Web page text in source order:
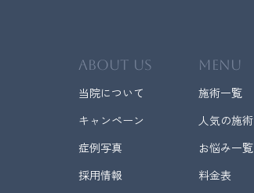
ABOUT US
当院について
キャンペーン
症例写真
採用情報
MENU
施術一覧
人気の施術
お悩み一覧
料金表